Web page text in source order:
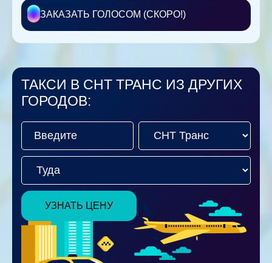
ЗАКАЗАТЬ ГОЛОСОМ (СКОРО!)
ТАКСИ В СНТ ТРАНС ИЗ ДРУГИХ
ГОРОДОВ:
УЗНАТЬ ЦЕНУ